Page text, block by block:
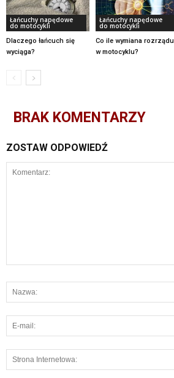
Łańcuchy napędowe
do motocykli
Dlaczego łańcuch się
wyciąga?
Łańcuchy napędowe
do motocykli
Co ile wymiana rozrządu
w motocyklu?
BRAK KOMENTARZY
ZOSTAW ODPOWIEDŹ